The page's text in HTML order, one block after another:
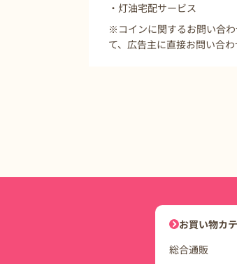
・灯油宅配サービス
※コインに関するお問い合わ
て、広告主に直接お問い合
DDuetコイン
お買い物カ
総合通販